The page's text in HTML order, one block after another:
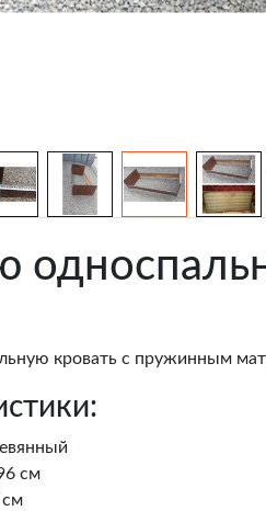
кровать с пружинным
см
см